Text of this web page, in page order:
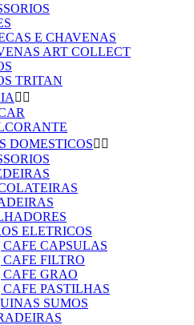
E CHAVENAS
ART COLLECT
TRITAN
 
DOMESTICOS 
ELETRICOS
CAPSULAS
FILTRO
GRAO
PASTILHAS
SUMOS